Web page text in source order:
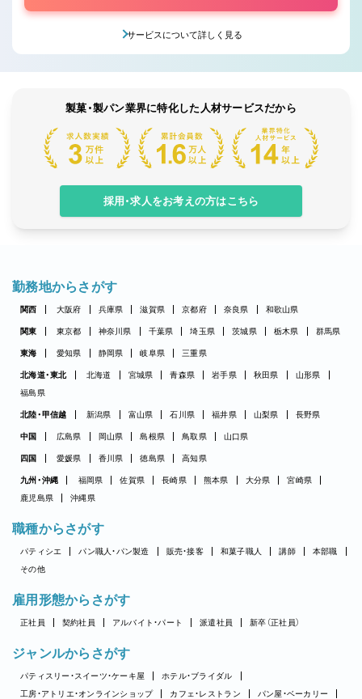
サービスについて詳しく見る
製菓・製パン業界に特化した人材サービスだから
採用・求人をお考えの方はこちら
勤務地からさがす
関西 大阪府 兵庫県 滋賀県 京都府 奈良県 和歌山県
関東 東京都 神奈川県 千葉県 埼玉県 茨城県 栃木県 群馬県
東海 愛知県 静岡県 岐阜県 三重県
北海道・東北 北海道 宮城県 青森県 岩手県 秋田県
山形県
福島県
北陸・甲信越 新潟県 富山県 石川県 福井県 山梨県 長野県
中国 広島県 岡山県 島根県 鳥取県 山口県
四国 愛媛県 香川県 徳島県 高知県
九州・沖縄 福岡県 佐賀県 長崎県 熊本県 大分県
宮崎県
鹿児島県
沖縄県
職種からさがす
パティシエ パン職人・パン製造 販売・接客 和菓子職人 講師
本部職
その他
雇用形態からさがす
正社員 契約社員 アルバイト・パート 派遣社員 新卒（正社員）
ジャンルからさがす
パティスリー・スイーツ・ケーキ屋
ホテル・ブライダル
工房・アトリエ・オンラインショップ
カフェ・レストラン
パン屋・ベーカリー